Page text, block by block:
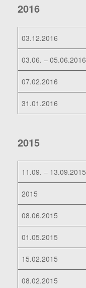
2016
03.12.2016
03.06. – 05.06.2016
07.02.2016
31.01.2016
2015
11.09. – 13.09.2015
2015
08.06.2015
01.05.2015
15.02.2015
08.02.2015